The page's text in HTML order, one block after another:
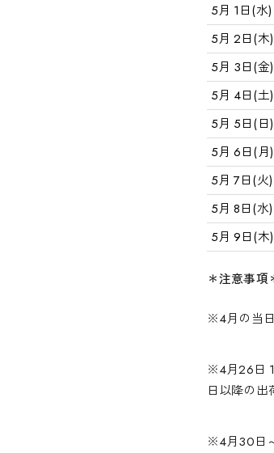
5月 1日(水)
5月 2日(木)
5月 3日(金)
5月 4日(土)
5月 5日(日)
5月 6日(月)
5月 7日(火)
5月 8日(水)
5月 9日(木)
＊注意事項
※4月の当
※4月26日
日以降の出
※4月30日